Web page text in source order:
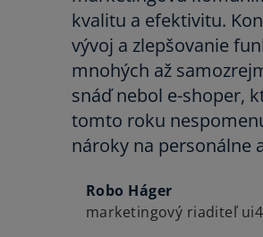
kvalitu a efektivitu.
vývoj a zlepšovanie
mnohých až
snáď nebol e-shoper,
tomto roku
nároky na personálne
Robo Háger
marketingový riaditeľ